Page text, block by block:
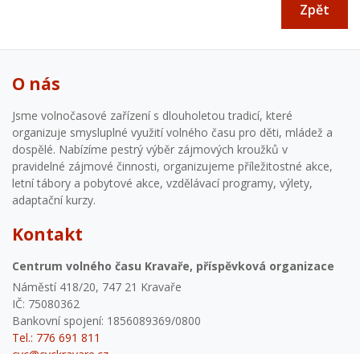
Zpět
O nás
Jsme volnočasové zařízení s dlouholetou tradicí, které
organizuje smysluplné využití volného času pro děti, mládež a
dospělé. Nabízíme pestrý výběr zájmových kroužků v
pravidelné zájmové činnosti, organizujeme příležitostné akce,
letní tábory a pobytové akce, vzdělávací programy, výlety,
adaptační kurzy.
Kontakt
Centrum volného času Kravaře, příspěvková organizace
Náměstí 418/20, 747 21 Kravaře
IČ: 75080362
Bankovní spojení: 1856089369/0800
Tel.: 776 691 811